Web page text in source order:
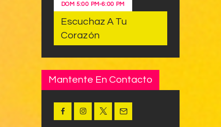
DOM 5:00 PM-6:00 PM
Escuchaz A Tu
Corazón
Mantente En Contacto